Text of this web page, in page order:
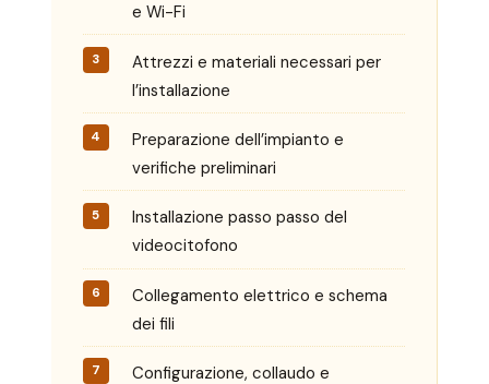
e Wi-Fi
Attrezzi e materiali necessari per
l’installazione
Preparazione dell’impianto e
verifiche preliminari
Installazione passo passo del
videocitofono
Collegamento elettrico e schema
dei fili
Configurazione, collaudo e